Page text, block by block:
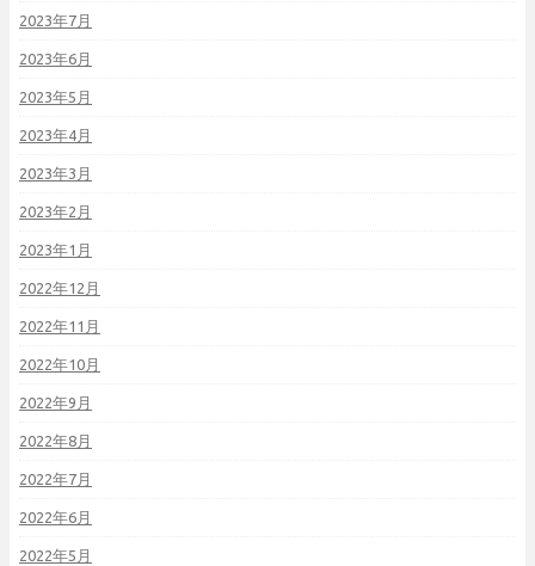
2023年7月
2023年6月
2023年5月
2023年4月
2023年3月
2023年2月
2023年1月
2022年12月
2022年11月
2022年10月
2022年9月
2022年8月
2022年7月
2022年6月
2022年5月